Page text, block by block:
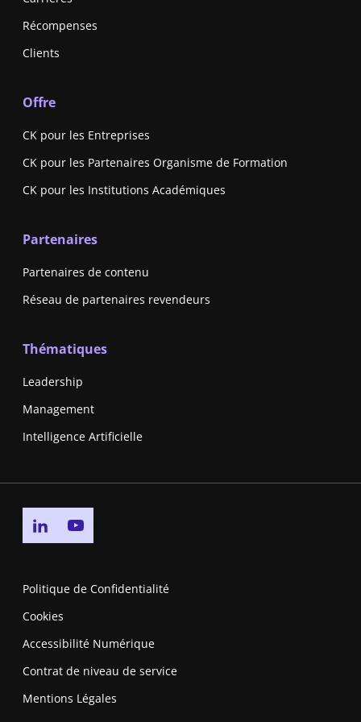
Récompenses
Clients
Offre
CK pour les Entreprises
CK pour les Partenaires Organisme de Formation
CK pour les Institutions Académiques
Partenaires
Partenaires de contenu
Réseau de partenaires revendeurs
Thématiques
Leadership
Management
Intelligence Artificielle
Go to linkedin page
Politique de Confidentialité
Cookies
Accessibilité Numérique
Contrat de niveau de service
Mentions Légales